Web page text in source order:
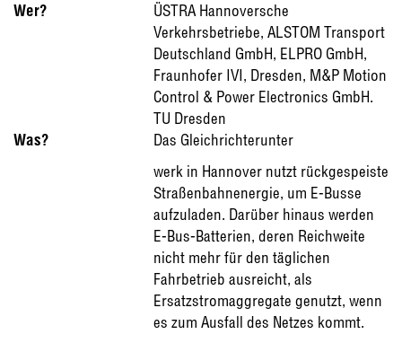
Wer?
ÜSTRA Hannoversche
Verkehrsbetriebe, ALSTOM Transport
Deutschland GmbH, ELPRO GmbH,
Fraunhofer IVI, Dresden, M&P Motion
Control & Power Electronics GmbH.
TU Dresden
Was?
Das Gleichrichterunter
werk in Hannover nutzt rückgespeiste
Straßenbahnenergie, um E-Busse
aufzuladen. Darüber hinaus werden
E-Bus-Batterien, deren Reichweite
nicht mehr für den täglichen
Fahrbetrieb ausreicht, als
Ersatzstromaggregate genutzt, wenn
es zum Ausfall des Netzes kommt.